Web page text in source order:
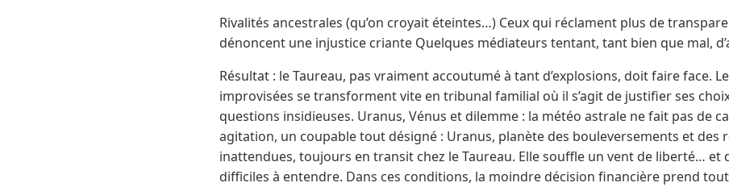
Rivalités ancestrales (qu’on croyait éteintes…) Ceux qui réclament plus de
dénoncent une injustice criante Quelques médiateurs tentant, tant bien que mal,
Résultat : le Taureau, pas vraiment accoutumé à tant d’explosions, doit faire face.
improvisées se transforment vite en tribunal familial où il s’agit de justifier ses
questions insidieuses. Uranus, Vénus et dilemme : la météo astrale ne fait pas de
agitation, un coupable tout désigné : Uranus, planète des bouleversements et des
inattendues, toujours en transit chez le Taureau. Elle souffle un vent de liberté… et
difficiles à entendre. Dans ces conditions, la moindre décision financière prend